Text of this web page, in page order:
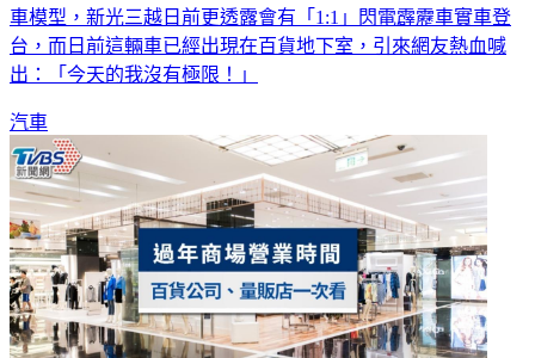
車模型，新光三越日前更透露會有「1:1」閃電霹靂車實車登
台，而日前這輛車已經出現在百貨地下室，引來網友熱血喊
出：「今天的我沒有極限！」
汽車